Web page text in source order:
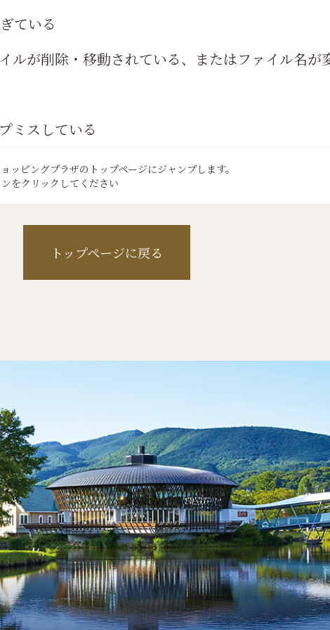
ている
ルが削除・移動されている、またはファイル名が
ミスしている
ッピングプラザのトップページにジャンプします。
をクリックしてください
トップページに戻る